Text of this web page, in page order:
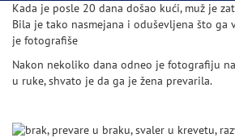
Kada je posle 20 dana došao kući, muž je
Bila je tako nasmejana i oduševljena što ga
je fotografiše
Nakon nekoliko dana odneo je fotografiju
u ruke, shvato je da ga je žena prevarila.